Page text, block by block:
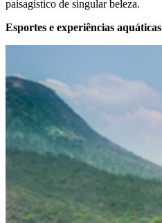
paisagístico de singular beleza.
Esportes e experiências aquáticas